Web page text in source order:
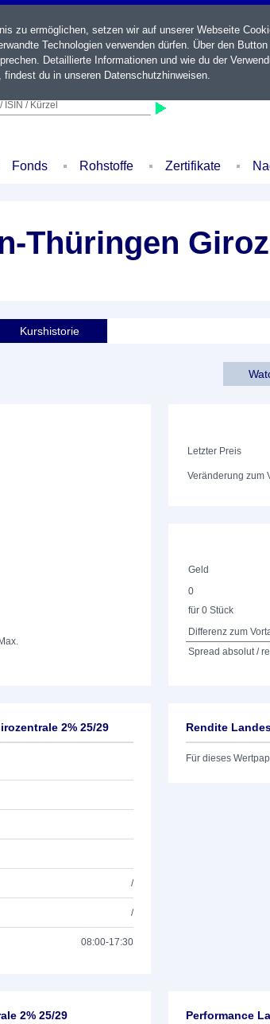
ISIN / Kürzel
Fonds Rohstoffe Zertifikate
Thüringen
Kurshistorie
Max.
Letzter Preis
Veränderung zum
Geld
0
für 0 Stück
Differenz zum
Spread absolut /
2% 25/29
/
/
08:00-17:30
Rendite
Für dieses
2% 25/29 Performance
zu ermöglichen, setzen wir auf unserer Webseite
Technologien verwenden dürfen. Über den
Detaillierte Informationen und wie du der
findest du in unseren Datenschutzhinweisen.